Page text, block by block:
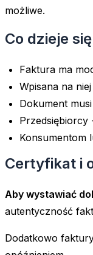
możliwe.
Co dzieje
Faktura ma
Wpisana na
Dokument
Przedsiębiorcy
Konsumentom
Certyfikat i
Aby wystawiać
autentyczność
Dodatkowo